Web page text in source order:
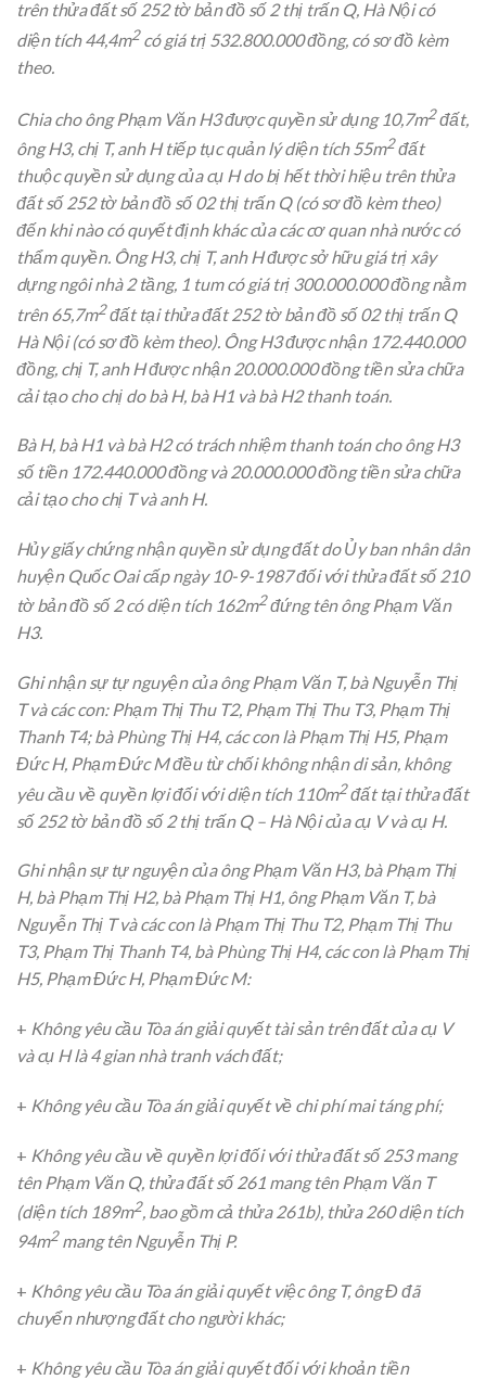
trên thửa đất số 252 tờ bản đồ số 2 thị trấn Q, Hà Nội có
diện tích 44,4m2có giá trị 532.800.000 đồng, có sơ đồ kèm
theo.
Chia cho ông Phạm Văn H3 được quyền sử dụng 10,7m2đất,
ông H3, chị T, anh H tiếp tục quản lý diện tích 55m2đất
thuộc quyền sử dụng của cụ H do bị hết thời hiệu trên thửa
đất số 252 tờ bản đồ số 02 thị trấn Q (có sơ đồ kèm theo)
đến khi nào có quyết định khác của các cơ quan nhà nước có
thẩm quyền. Ông H3, chị T, anh H được sở hữu giá trị xây
dựng ngôi nhà 2 tầng, 1 tumcó giá trị 300.000.000 đồng nằm
trên 65,7m2đất tại thửa đất 252 tờ bản đồ số 02 thị trấn Q
Hà Nội (có sơ đồ kèm theo). Ông H3 được nhận 172.440.000
đồng, chị T, anh H được nhận 20.000.000 đồng tiền sửa chữa
cải tạo cho chị do bà H, bà H1 và bà H2 thanh toán.
Bà H, bà H1 và bà H2 có trách nhiệm thanh toán cho ông H3
số tiền 172.440.000 đồng và 20.000.000 đồng tiền sửa chữa
cải tạo cho chị T và anh H.
Hủy giấy chứng nhận quyền sử dụng đất do Ủy ban nhân dân
huyện Quốc Oai cấp ngày 10-9-1987 đối với thửa đất số 210
tờ bản đồ số 2 có diện tích 162m2đứng tên ông Phạm Văn
H3.
Ghi nhận sự tự nguyện của ông Phạm Văn T, bà Nguyễn Thị
T và các con: Phạm Thị Thu T2, Phạm Thị Thu T3, Phạm Thị
Thanh T4; bà Phùng Thị H4, các con là Phạm Thị H5, Phạm
Đức H, Phạm Đức M đều từ chối không nhận di sản, không
yêu cầu về quyền lợi đối với diện tích 110m2đất tại thửa đất
số 252 tờ bản đồ số 2 thị trấn Q – Hà Nội của cụ V và cụ H.
Ghi nhận sự tự nguyện của ông Phạm Văn H3, bà Phạm Thị
H, bà Phạm Thị H2, bà Phạm Thị H1, ông Phạm Văn T, bà
Nguyễn Thị T và các con là Phạm Thị Thu T2, Phạm Thị Thu
T3, Phạm Thị Thanh T4, bà Phùng Thị H4, các con là Phạm Thị
H5, Phạm Đức H, Phạm Đức M:
+ Không yêu cầu Tòa án giải quyết tài sản trên đất của cụ V
và cụ H là 4 gian nhà tranh vách đất;
+ Không yêu cầu Tòa án giải quyết về chi phí mai táng phí;
+ Không yêu cầu về quyền lợi đối với thửa đất số 253 mang
tên Phạm Văn Q, thửa đất số 261 mang tên Phạm Văn T
(diện tích 189m2, bao gồm cả thửa 261b), thửa 260 diện tích
94m2mang tên Nguyễn Thị P.
+ Không yêu cầu Tòa án giải quyết việc ông T, ông Đ đã
chuyển nhượng đất cho người khác;
+ Không yêu cầu Tòa án giải quyết đối với khoản tiền